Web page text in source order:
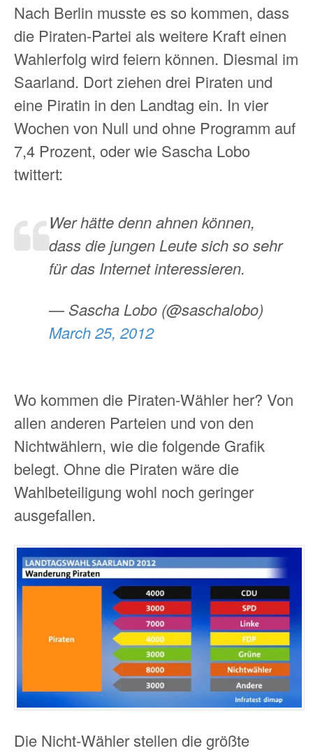
Nach Berlin musste es so kommen, dass
die Piraten-Partei als weitere Kraft einen
Wahlerfolg wird feiern können. Diesmal im
Saarland. Dort ziehen drei Piraten und
eine Piratin in den Landtag ein. In vier
Wochen von Null und ohne Programm auf
7,4 Prozent, oder wie Sascha Lobo
twittert:
Wer hätte denn ahnen können,
dass die jungen Leute sich so sehr
für das Internet interessieren.
— Sascha Lobo (@saschalobo)
March 25, 2012
Wo kommen die Piraten-Wähler her? Von
allen anderen Parteien und von den
Nichtwählern, wie die folgende Grafik
belegt. Ohne die Piraten wäre die
Wahlbeteiligung wohl noch geringer
ausgefallen.
Die Nicht-Wähler stellen die größte